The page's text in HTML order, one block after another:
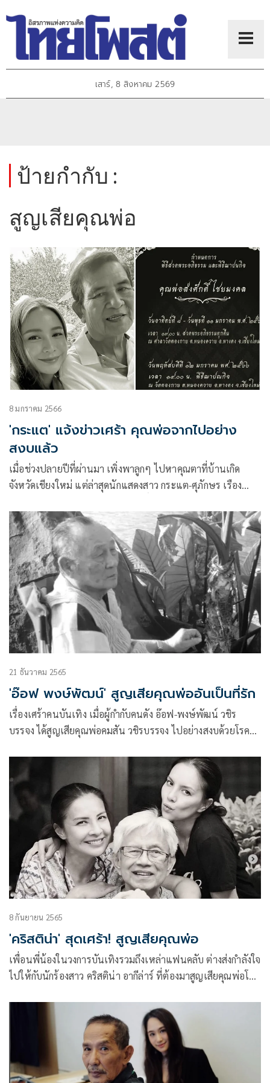
เสาร์, 8 สิงหาคม 2569
ป้ายกำกับ :
สูญเสียคุณพ่อ
8 มกราคม 2566
'กระแต' แจ้งข่าวเศร้า คุณพ่อจากไปอย่าง
สงบแล้ว
เมื่อช่วงปลายปีที่ผ่านมา เพิ่งพาลูกๆ ไปหาคุณตาที่บ้านเกิด
จังหวัดเชียงใหม่ แต่ล่าสุดนักแสดงสาว กระแต-ศุภักษร เรือง
สงบแล้ว
21 ธันวาคม 2565
'อ๊อฟ พงษ์พัฒน์' สูญเสียคุณพ่ออันเป็นที่รัก
เรื่องเศร้าคนบันเทิง เมื่อผู้กำกับคนดัง อ๊อฟ-พงษ์พัฒน์ วชิร
บรรจง ได้สูญเสียคุณพ่อคมสัน วชิรบรรจง ไปอย่างสงบด้วยโรค
8 กันยายน 2565
'คริสติน่า' สุดเศร้า! สูญเสียคุณพ่อ
เพื่อนพี่น้องในวงการบันเทิงรวมถึงเหล่าแฟนคลับ ต่างส่งกำลังใจ
ไปให้กับนักร้องสาว คริสติน่า อากีล่าร์ ที่ต้องมาสูญเสียคุณพ่อโท